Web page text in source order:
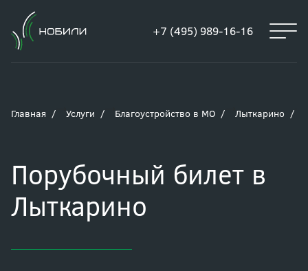
+7 (495) 989-16-16
Главная Услуги Благоустройство в МО Лыткарино
Порубочный билет в
Лыткарино